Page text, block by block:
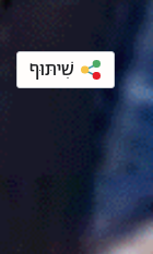
שִׁיתּוּף